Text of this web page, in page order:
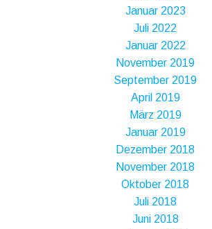
Januar 2023
Juli 2022
Januar 2022
November 2019
September 2019
April 2019
März 2019
Januar 2019
Dezember 2018
November 2018
Oktober 2018
Juli 2018
Juni 2018